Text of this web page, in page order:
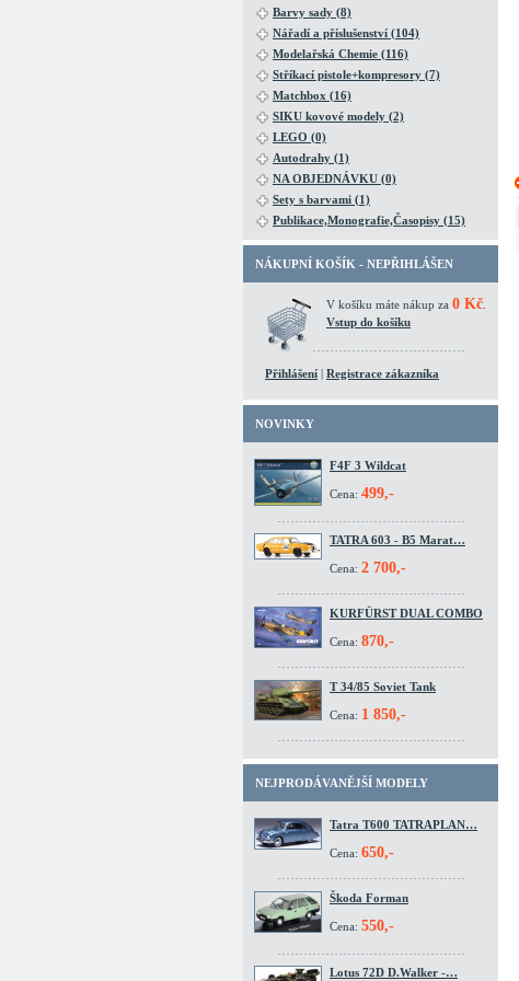
Barvy sady (8)
Nářadí a příslušenství (104)
Modelařská Chemie (116)
Stříkací pistole+kompresory (7)
Matchbox (16)
SIKU kovové modely (2)
LEGO (0)
Autodrahy (1)
NA OBJEDNÁVKU (0)
Sety s barvami (1)
Publikace,Monografie,Časopisy (15)
NÁKUPNÍ KOŠÍK - NEPŘIHLÁŠEN
V košíku máte nákup za 0 Kč
Vstup do košíku
Přihlášení | Registrace zákazníka
NOVINKY
F4F 3 Wildcat
Cena: 499,-
TATRA 603 - B5 Marat…
Cena: 2 700,-
KURFÜRST DUAL COMBO
Cena: 870,-
T 34/85 Soviet Tank
Cena: 1 850,-
NEJPRODÁVANĚJŠÍ MODELY
Tatra T600 TATRAPLAN…
Cena: 650,-
Škoda Forman
Cena: 550,-
Lotus 72D D.Walker -…